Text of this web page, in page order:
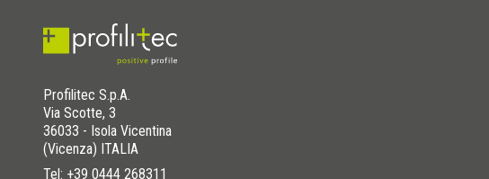
Profilitec S.p.A.
Via Scotte, 3
36033 - Isola Vicentina
(Vicenza) ITALIA
Tel: +39 0444 268311